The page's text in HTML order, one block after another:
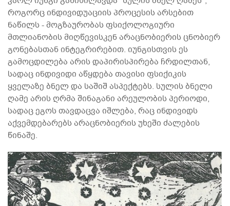
როგორც ინდივიდუაციის პროცესის არსებით
ნაწილს - მოგზაურობას ფსიქოლოგიური
მთლიანობის მიღწევისკენ არაცნობიერის ცნობიერ
გონებასთან ინტეგრირებით. იუნგისთვის ეს
გამოცდილება არის დაპირისპირება ჩრდილთან,
სადაც ინდივიდი აწყდება თავისი ფსიქიკის
ყველაზე ბნელ და საშიშ ასპექტებს. სულის ბნელი
ღამე არის ღრმა შინაგანი არეულობის პერიოდი,
სადაც ეგოს თავდაცვა იშლება, რაც ინდივიდს
აქვემდებარებს არაცნობიერის უხეში ძალების
წინაშე.